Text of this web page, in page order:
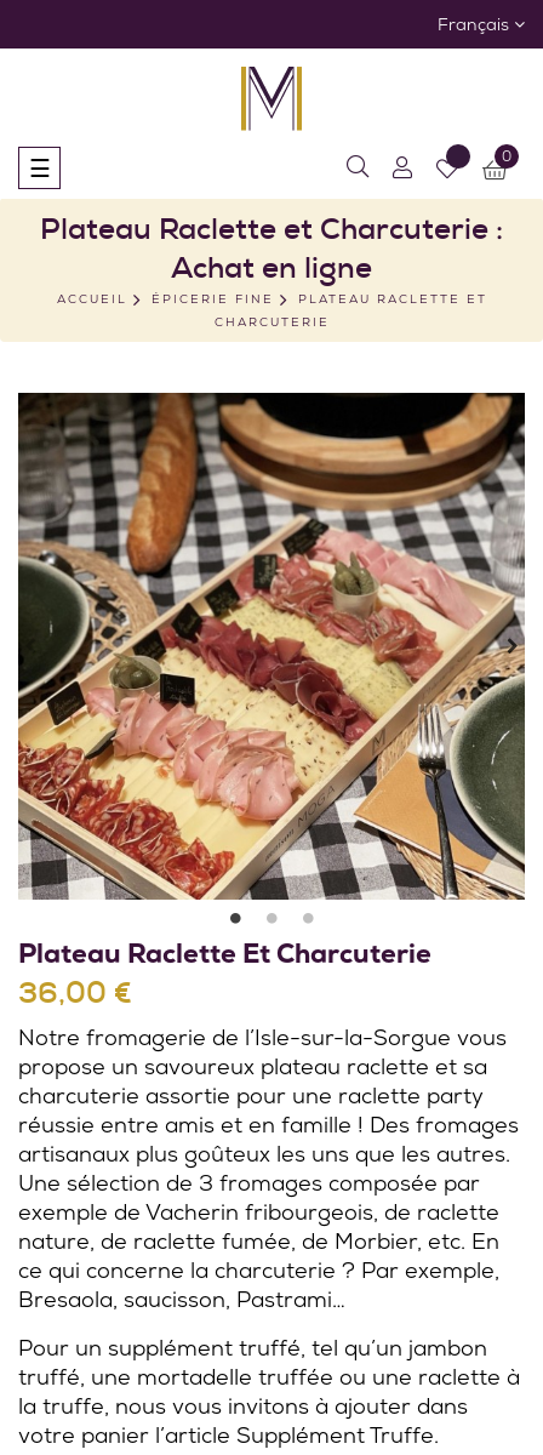
Français
Basculer
la
navigation
☰ 0
Plateau Raclette et Charcuterie :
Achat en ligne
ACCUEIL ÉPICERIE FINE
PLATEAU RACLETTE ET
CHARCUTERIE
Plateau Raclette Et Charcuterie
36,00 €
Notre fromagerie de l’Isle-sur-la-Sorgue vous
propose un savoureux plateau raclette et sa
charcuterie assortie pour une raclette party
réussie entre amis et en famille ! Des fromages
artisanaux plus goûteux les uns que les autres.
Une sélection de 3 fromages composée par
exemple de Vacherin fribourgeois, de raclette
nature, de raclette fumée, de Morbier, etc. En
ce qui concerne la charcuterie ? Par exemple,
Bresaola, saucisson, Pastrami…
Pour un supplément truffé, tel qu’un jambon
truffé, une mortadelle truffée ou une raclette à
la truffe, nous vous invitons à ajouter dans
votre panier l’article Supplément Truffe.